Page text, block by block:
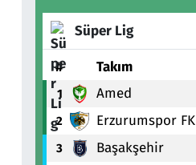
Süper Lig
# Takım
1 Amed
2 Erzurumspor FK
3 Başakşehir